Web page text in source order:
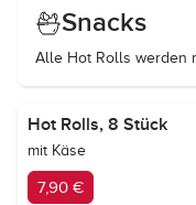
Snacks
Alle Hot Rolls werden
Hot Rolls, 8 Stück
mit Käse
7,90 €